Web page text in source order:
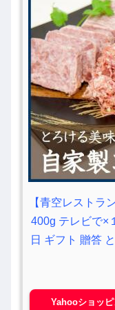
【青空レストラ
400g テレビで×
日 ギフト 贈答
Yahooショッ